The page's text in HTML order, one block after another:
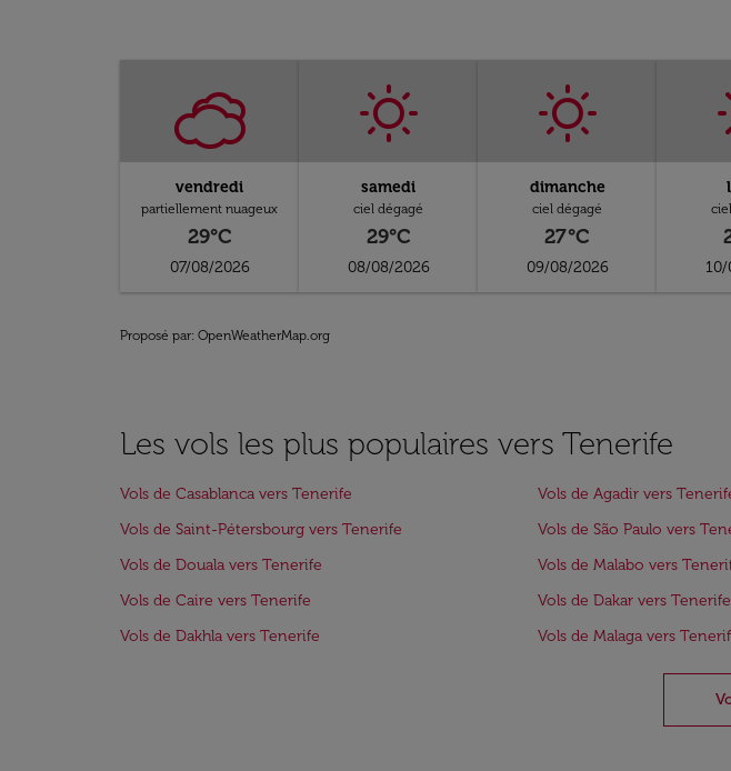
vendredi
partiellement nuageux
29°C
07/08/2026
samedi
ciel dégagé
29°C
08/08/2026
dimanche
ciel dégagé
27°C
09/08/2026
Proposé par: OpenWeatherMap.org
Les vols les plus populaires vers Tenerife
Vols de Casablanca vers Tenerife Vols de Agadir vers
Vols de Saint-Pétersbourg vers Tenerife
Vols de São Paulo vers
Vols de Douala vers Tenerife
Vols de Malabo vers
Vols de Caire vers Tenerife
Vols de Dakar vers Tenerife
Vols de Dakhla vers Tenerife
Vols de Malaga vers